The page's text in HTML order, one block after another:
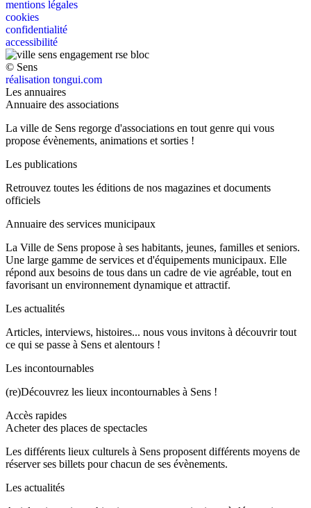
mentions légales
cookies
confidentialité
accessibilité
© Sens
réalisation tongui.com
Les annuaires
Annuaire des associations
La ville de Sens regorge d'associations en tout genre qui vous
propose évènements, animations et sorties !
Les publications
Retrouvez toutes les éditions de nos magazines et documents
officiels
Annuaire des services municipaux
La Ville de Sens propose à ses habitants, jeunes, familles et seniors.
Une large gamme de services et d'équipements municipaux. Elle
répond aux besoins de tous dans un cadre de vie agréable, tout en
favorisant un environnement dynamique et attractif.
Les actualités
Articles, interviews, histoires... nous vous invitons à découvrir tout
ce qui se passe à Sens et alentours !
Les incontournables
(re)Découvrez les lieux incontournables à Sens !
Accès rapides
Acheter des places de spectacles
Les différents lieux culturels à Sens proposent différents moyens de
réserver ses billets pour chacun de ses évènements.
Les actualités